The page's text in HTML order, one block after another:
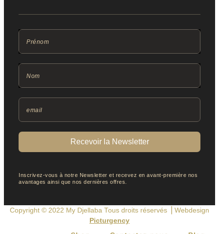
Recevoir la Newsletter
Inscrivez-vous à notre Newsletter et recevez en avant-première nos
avantages ainsi que nos dernières offres.
Copyright © 2022 My Djellaba Tous droits réservés ⎟ Webdesign
Picturgency